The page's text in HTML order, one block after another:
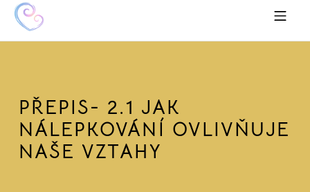
HRAVĚ K SOBĚ MOBILE MENU
PŘEPIS- 2.1 JAK
NÁLEPKOVÁNÍ OVLIVŇUJE
NAŠE VZTAHY